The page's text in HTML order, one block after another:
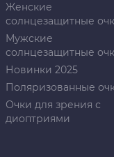
Женские
солнцезащитные
Мужские
солнцезащитные
Новинки 2025
Поляризованные
Очки для зрения с
диоптриями